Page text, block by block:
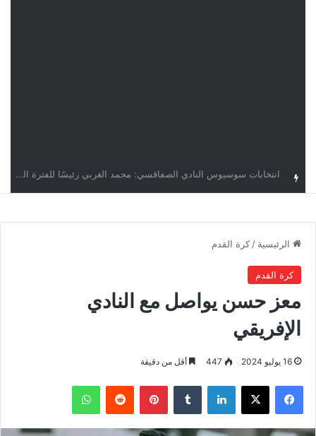
الرئيسية / كرة القدم
كرة القدم
معز حسن يواصل مع النادي
الإفريقي
16 يوليو 2024 447 أقل من دقيقة
فيسبوك ‫X لينكدإن بينتيريست واتساب